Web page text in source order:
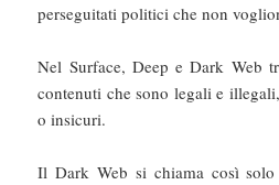
perseguitati politici che non
Nel Surface, Deep e Dark Web
contenuti che sono legali e
o insicuri.
Il Dark Web si chiama così